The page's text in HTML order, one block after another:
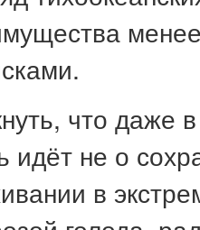
что даже
идёт не о
в